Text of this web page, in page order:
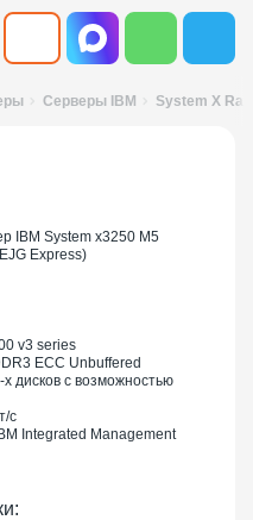
Серверы IBM System X
IBM System x3250 M5
Express)
v3 series
ECC Unbuffered
дисков с возможностью
с
Integrated Management